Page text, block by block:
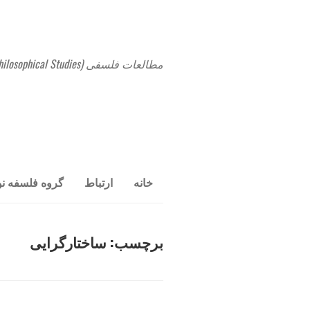
مطالعات فلسفی (Philosophical Studies)
خانه ارتباط گروه فلسفه
برچسب: ساختارگرایی